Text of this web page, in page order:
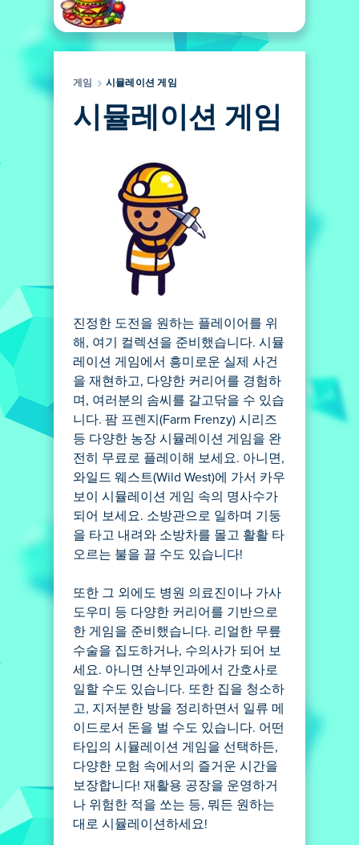
게임 시뮬레이션 게임
시뮬레이션 게임
진정한 도전을 원하는 플레이어를 위
해, 여기 컬렉션을 준비했습니다. 시뮬
레이션 게임에서 흥미로운 실제 사건
을 재현하고, 다양한 커리어를 경험하
며, 여러분의 솜씨를 갈고닦을 수 있습
니다. 팜 프렌지(Farm Frenzy) 시리즈
등 다양한 농장 시뮬레이션 게임을 완
전히 무료로 플레이해 보세요. 아니면,
와일드 웨스트(Wild West)에 가서 카우
보이 시뮬레이션 게임 속의 명사수가
되어 보세요. 소방관으로 일하며 기둥
을 타고 내려와 소방차를 몰고 활활 타
오르는 불을 끌 수도 있습니다!
또한 그 외에도 병원 의료진이나 가사
도우미 등 다양한 커리어를 기반으로
한 게임을 준비했습니다. 리얼한 무릎
수술을 집도하거나, 수의사가 되어 보
세요. 아니면 산부인과에서 간호사로
일할 수도 있습니다. 또한 집을 청소하
고, 지저분한 방을 정리하면서 일류 메
이드로서 돈을 벌 수도 있습니다. 어떤
타입의 시뮬레이션 게임을 선택하든,
다양한 모험 속에서의 즐거운 시간을
보장합니다! 재활용 공장을 운영하거
나 위험한 적을 쏘는 등, 뭐든 원하는
대로 시뮬레이션하세요!